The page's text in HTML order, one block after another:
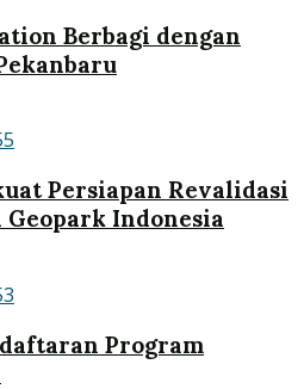
Berbagi dengan
Persiapan Revalidasi
Geopark Indonesia
Program